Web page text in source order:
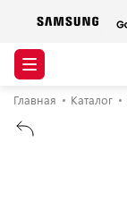
Главная Каталог